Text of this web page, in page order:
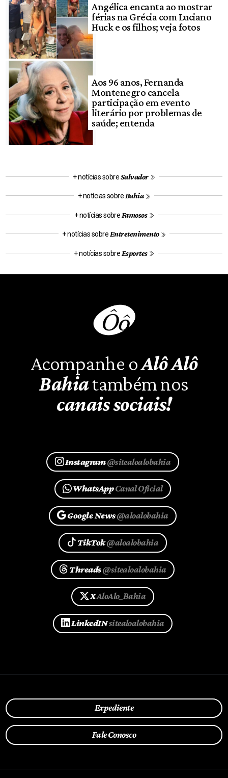
Angélica encanta ao mostrar
férias na Grécia com Luciano
Huck e os filhos; veja fotos
Aos 96 anos, Fernanda
Montenegro cancela
participação em evento
literário por problemas de
saúde; entenda
+ notícias sobreSalvador
+ notícias sobre Bahia
+ notícias sobre Famosos
+ notícias sobre Entretenimento
+ notícias sobre Esportes
Acompanhe oAlô Alô
Bahiatambém nos
canais sociais!
Instagram@sitealoalobahia
WhatsAppCanal Oficial
Google News@aloalobahia
TikTok@aloalobahia
Threads@sitealoalobahia
XAloAlo_Bahia
LinkedINsitealoalobahia
Expediente
Fale Conosco